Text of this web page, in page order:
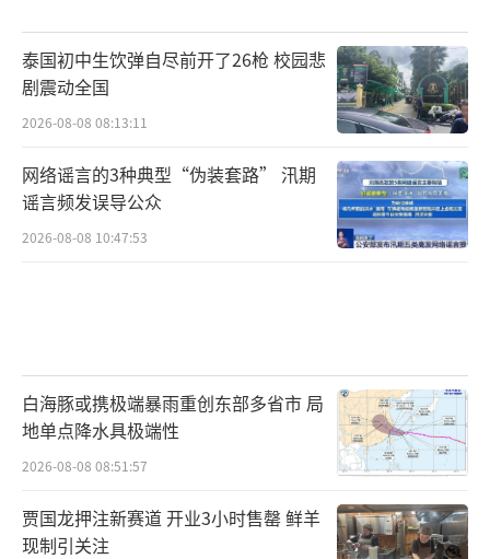
泰国初中生饮弹自尽前开了26枪 校园悲
剧震动全国
2026-08-08 08:13:11
网络谣言的3种典型“伪装套路” 汛期
谣言频发误导公众
2026-08-08 10:47:53
白海豚或携极端暴雨重创东部多省市 局
地单点降水具极端性
2026-08-08 08:51:57
贾国龙押注新赛道 开业3小时售罄 鲜羊
现制引关注